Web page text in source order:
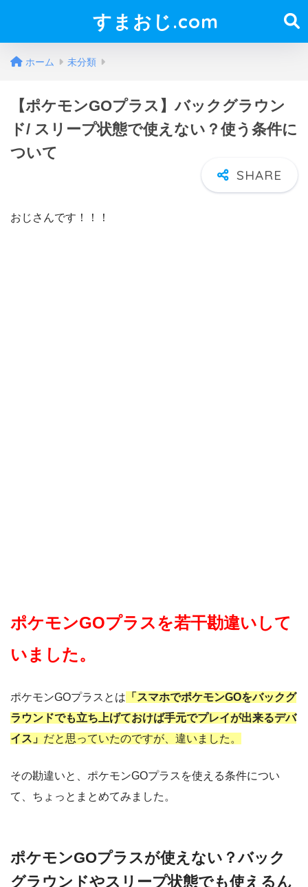
すまおじ.com
ホーム 未分類
【ポケモンGOプラス】バックグラウン
ド/ スリープ状態で使えない？使う条件に
ついて
おじさんです！！！
ポケモンGOプラスを若干勘違いして
いました。
ポケモンGOプラスとは 「スマホでポケモンGOをバックグ
ラウンドでも立ち上げておけば手元でプレイが出来るデバ
イス」 だと思っていたのですが、違いました。
その勘違いと、ポケモンGOプラスを使える条件につい
て、ちょっとまとめてみました。
ポケモンGOプラスが使えない？バック
グラウンドやスリープ状態でも使えるん